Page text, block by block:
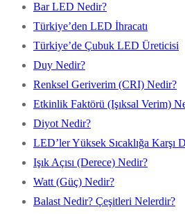
Bar LED Nedir?
Türkiye’den LED İhracatı
Türkiye’de Çubuk LED Üreticisi
Duy Nedir?
Renksel Geriverim (CRI) Nedir?
Etkinlik Faktörü (Işıksal Verim)
Diyot Nedir?
LED’ler Yüksek Sıcaklığa Karşı
Işık Açısı (Derece) Nedir?
Watt (Güç) Nedir?
Balast Nedir? Çeşitleri Nelerdir?